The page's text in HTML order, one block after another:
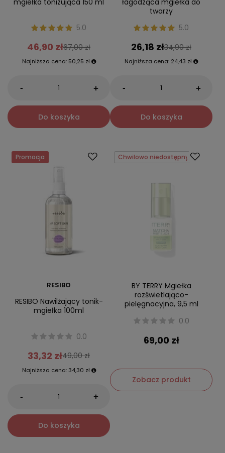
5.0
46,90 zł67,00 zł
Najniższa cena: 50,25 zł
- +
Do koszyka
twarzy
5.0
26,18 zł34,90 zł
Najniższa cena: 24,43 zł
- +
Do koszyka
Promocja
RESIBO
RESIBO Nawilżający tonik-
mgiełka 100ml
0.0
33,32 zł49,00 zł
Najniższa cena: 34,30 zł
- +
Do koszyka
Chwilowo niedostępny
BY TERRY Mgiełka
rozświetlająco-
pielęgnacyjna, 9,5 ml
0.0
69,00 zł
Zobacz produkt